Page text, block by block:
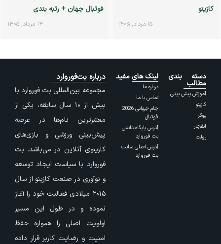
کازینو
۱۵ مرداد, ۱۴۰۵
فوتبال جهان + رتبه بندی
۱۴ مرداد, ۱۴۰۵
دسته بندی
مطالب
آموزش پیش بینی
کازینو
پوکر
انفجار
رولت
لینک های مفید
درباره ما
تماس با ما
جام جهانی 2026
فوتبال
آدرس پایگاه دانش
بت فوروارد
آدرس اصلی سایت
بت فوروارد
درباره بت‌فوروارد
مجموعه بین‌المللی بت فوروارد با
بیش از ۱۰ سال سابقه، یکی از
معتبرترین نام‌ها در عرصه
پیش‌بینی ورزشی و بازی‌های
کازینوی آنلاین در می‌باشد. بت
فوروارد با سیاست ایجاد توسعه
و نوآوری در صنعت کازینو از سال
۲۰۱۵ میلادی فعالیت خود را آغاز
نموده و در طول این مسیر
اولویت اصلی را همواره حفظ
امنیت و رضایت کاربر قرار داده